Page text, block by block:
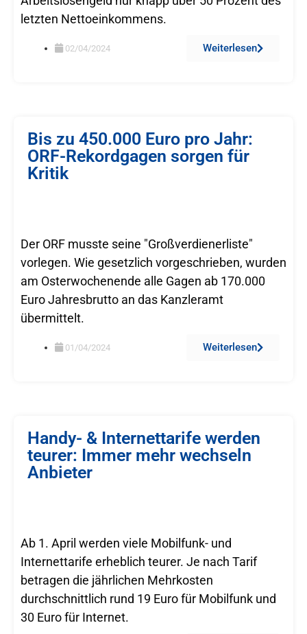
letzten Nettoeinkommens.
02/04/2024 Weiterlesen
Bis zu 450.000 Euro pro Jahr:
ORF-Rekordgagen sorgen für
Kritik
Der ORF musste seine "Großverdienerliste"
vorlegen. Wie gesetzlich vorgeschrieben, wurden
am Osterwochenende alle Gagen ab 170.000
Euro Jahresbrutto an das Kanzleramt
übermittelt.
01/04/2024 Weiterlesen
Handy- & Internettarife werden
teurer: Immer mehr wechseln
Anbieter
Ab 1. April werden viele Mobilfunk- und
Internettarife erheblich teurer. Je nach Tarif
betragen die jährlichen Mehrkosten
durchschnittlich rund 19 Euro für Mobilfunk und
30 Euro für Internet.